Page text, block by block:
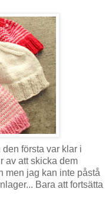
första var klar i
av att skicka dem
men jag kan inte påstå
Bara att fortsätta